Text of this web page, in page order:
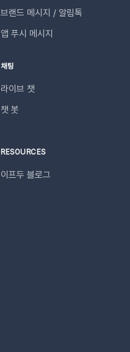
브랜드 메시지 / 알림톡
앱 푸시 메시지
채팅
라이브 챗
챗 봇
RESOURCES
이프두 블로그